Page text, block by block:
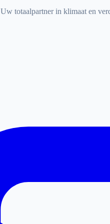
Uw totaalpartner in klimaat en